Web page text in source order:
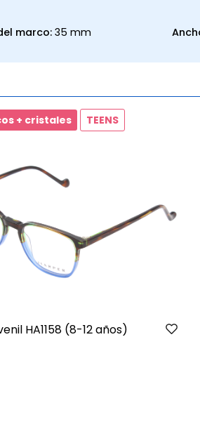
marco: 35 mm
+ cristales TEENS
HA1158 (8-12 años)
from